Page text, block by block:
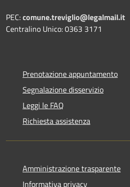
PEC:comune.treviglio@legalmail.it
Centralino Unico: 0363 3171
Prenotazione appuntamento
Segnalazione disservizio
Leggi le FAQ
Richiesta assistenza
Amministrazione trasparente
Informativa privacy